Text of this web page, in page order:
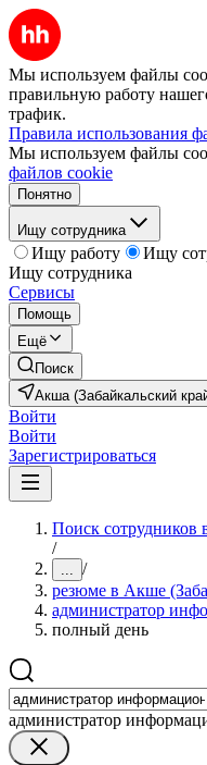
Мы используем файлы
правильную работу
трафик.
Правила использования
Мы используем файлы
файлов cookie
Понятно
Ищу сотрудника
Ищу работу
Ищу
Ищу сотрудника
Сервисы
Помощь
Ещё
Поиск
Акша (Забайкальский
Войти
Войти
Зарегистрироваться
Поиск сотрудников
/
... /
резюме в Акше
администратор
полный день
администратор